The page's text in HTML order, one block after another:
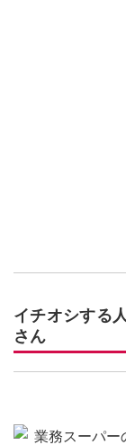
イチオシする
さん